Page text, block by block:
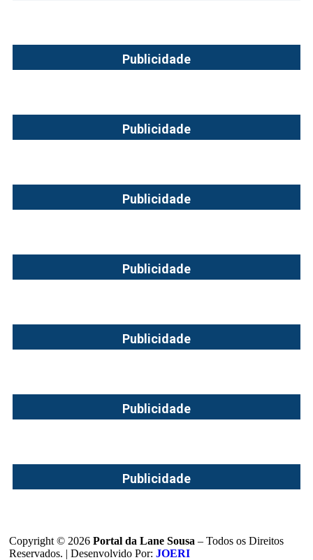
Publicidade
Publicidade
Publicidade
Publicidade
Publicidade
Publicidade
Publicidade
Copyright © 2026 Portal da Lane Sousa – Todos os Direitos
Reservados. | Desenvolvido Por: JOERI